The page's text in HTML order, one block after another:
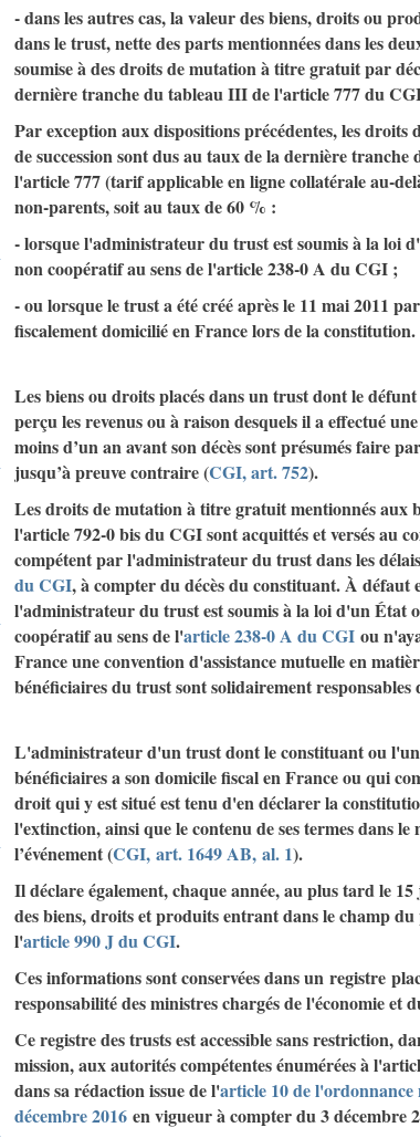
- dans les autres cas, la valeur des biens, droits ou
dans le trust, nette des parts mentionnées dans les
soumise à des droits de mutation à titre gratuit par
dernière tranche du tableau III de l'article 777 du
Par exception aux dispositions précédentes, les droits
de succession sont dus au taux de la dernière
l'article 777 (tarif applicable en ligne collatérale au-
non-parents, soit au taux de 60 % :
- lorsque l'administrateur du trust est soumis à la loi
non coopératif au sens de l'article 238-0 A du CGI ;
- ou lorsque le trust a été créé après le 11 mai 2011
fiscalement domicilié en France lors de la constitution.
Les biens ou droits placés dans un trust dont le
perçu les revenus ou à raison desquels il a effectué
moins d’un an avant son décès sont présumés faire
jusqu’à preuve contraire (CGI, art. 752).
Les droits de mutation à titre gratuit mentionnés aux
l'article 792-0 bis du CGI sont acquittés et versés au
compétent par l'administrateur du trust dans les
du CGI, à compter du décès du constituant. À défaut
l'administrateur du trust est soumis à la loi d'un État
coopératif au sens de l'article 238-0 A du CGI ou
France une convention d'assistance mutuelle en
bénéficiaires du trust sont solidairement responsables
L'administrateur d'un trust dont le constituant ou l'un
bénéficiaires a son domicile fiscal en France ou qui
droit qui y est situé est tenu d'en déclarer la
l'extinction, ainsi que le contenu de ses termes dans le
l’événement (CGI, art. 1649 AB, al. 1).
Il déclare également, chaque année, au plus tard le
des biens, droits et produits entrant dans le champ
l'article 990 J du CGI.
Ces informations sont conservées dans un registre
responsabilité des ministres chargés de l'économie et
Ce registre des trusts est accessible sans restriction,
mission, aux autorités compétentes énumérées à
dans sa rédaction issue de l'article 10 de l'ordonnance
décembre 2016 en vigueur à compter du 3 décembre